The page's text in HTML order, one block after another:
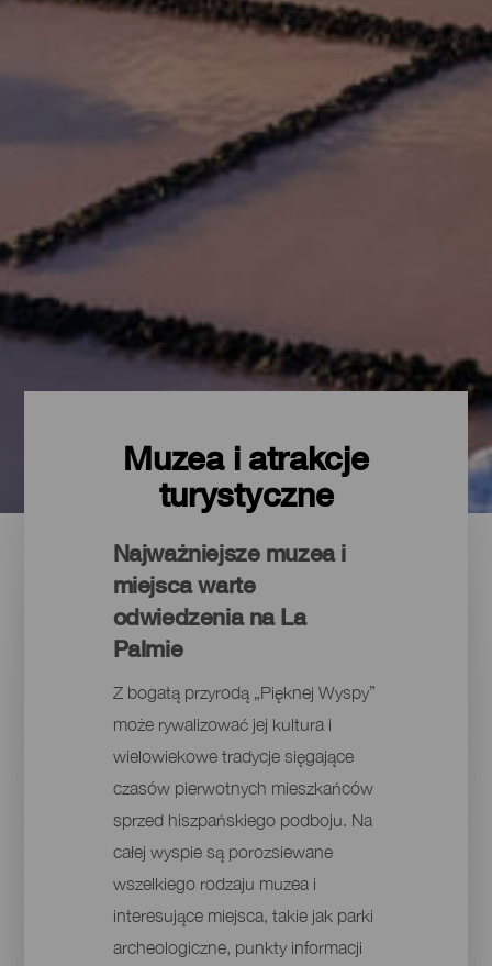
Muzea i atrakcje
turystyczne
Najważniejsze muzea i
miejsca warte
odwiedzenia na La
Palmie
Z bogatą przyrodą „Pięknej Wyspy”
może rywalizować jej kultura i
wielowiekowe tradycje sięgające
czasów pierwotnych mieszkańców
sprzed hiszpańskiego podboju. Na
całej wyspie są porozsiewane
wszelkiego rodzaju muzea i
interesujące miejsca, takie jak parki
archeologiczne, punkty informacji